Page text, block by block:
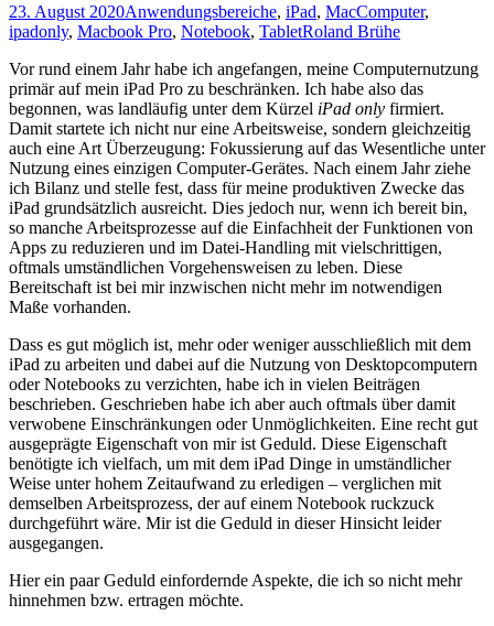
23. August 2020Anwendungsbereiche, iPad, MacComputer,
ipadonly, Macbook Pro, Notebook, TabletRoland Brühe
Vor rund einem Jahr habe ich angefangen, meine Computernutzung
primär auf mein iPad Pro zu beschränken. Ich habe also das
begonnen, was landläufig unter dem Kürzel iPad only firmiert.
Damit startete ich nicht nur eine Arbeitsweise, sondern gleichzeitig
auch eine Art Überzeugung: Fokussierung auf das Wesentliche unter
Nutzung eines einzigen Computer-Gerätes. Nach einem Jahr ziehe
ich Bilanz und stelle fest, dass für meine produktiven Zwecke das
iPad grundsätzlich ausreicht. Dies jedoch nur, wenn ich bereit bin,
so manche Arbeitsprozesse auf die Einfachheit der Funktionen von
Apps zu reduzieren und im Datei-Handling mit vielschrittigen,
oftmals umständlichen Vorgehensweisen zu leben. Diese
Bereitschaft ist bei mir inzwischen nicht mehr im notwendigen
Maße vorhanden.
Dass es gut möglich ist, mehr oder weniger ausschließlich mit dem
iPad zu arbeiten und dabei auf die Nutzung von Desktopcomputern
oder Notebooks zu verzichten, habe ich in vielen Beiträgen
beschrieben. Geschrieben habe ich aber auch oftmals über damit
verwobene Einschränkungen oder Unmöglichkeiten. Eine recht gut
ausgeprägte Eigenschaft von mir ist Geduld. Diese Eigenschaft
benötigte ich vielfach, um mit dem iPad Dinge in umständlicher
Weise unter hohem Zeitaufwand zu erledigen – verglichen mit
demselben Arbeitsprozess, der auf einem Notebook ruckzuck
durchgeführt wäre. Mir ist die Geduld in dieser Hinsicht leider
ausgegangen.
Hier ein paar Geduld einfordernde Aspekte, die ich so nicht mehr
hinnehmen bzw. ertragen möchte.